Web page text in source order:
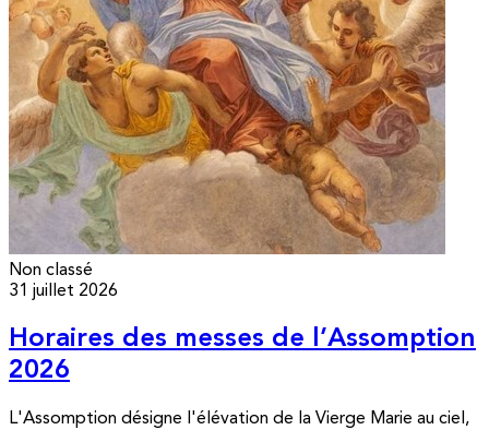
Non classé
31 juillet 2026
Horaires des messes de l’Assomption
2026
L'Assomption désigne l'élévation de la Vierge Marie au ciel,